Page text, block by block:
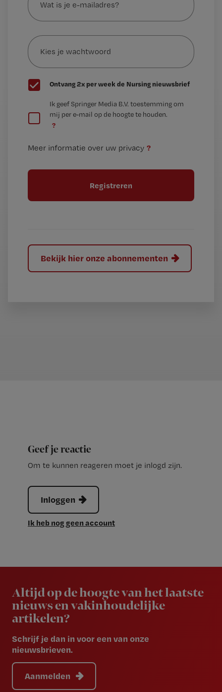
je
mailadres?
Kies
je
wachtwoord
G
e
t
Ontvang 2x per week de Nursing nieuwsbrief
e
t
l
Ik geef Springer Media B.V. toestemming om
mij per e-mail op de hoogte te houden.
?
Meer informatie over uw privacy ?
Bekijk hier onze abonnementen
Geef je reactie
Om te kunnen reageren moet je inlogd zijn.
Inloggen
Ik heb nog geen account
Altijd op de hoogte van het laatste
nieuws en vakinhoudelijke
artikelen?
Schrijf je dan in voor een van onze
nieuwsbrieven.
Aanmelden